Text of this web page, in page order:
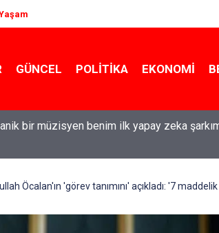
GÜNCEL POLITIKA EKONOMI
serildi... ROK itirafçı mı oldu? Fatih
Öcalan'ın 'görev tanımını' açıkladı: '7